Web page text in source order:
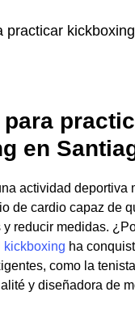
en
actividad deportiva
de cardio capaz de
reducir medidas.
kickboxing ha
como la
y diseñadora de